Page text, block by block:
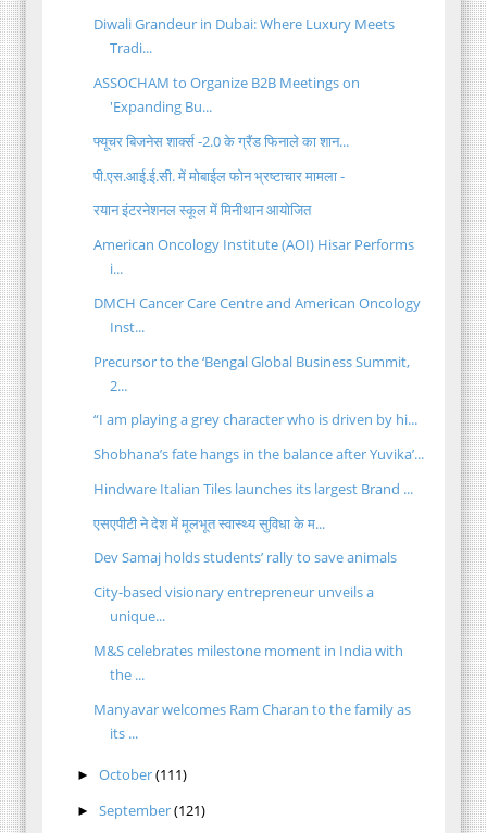
Diwali Grandeur in Dubai: Where Luxury Meets
Tradi...
ASSOCHAM to Organize B2B Meetings on
'Expanding Bu...
फ्यूचर बिजनेस शार्क्स -2.0 के ग्रैंड फिनाले का शान...
पी.एस.आई.ई.सी. में मोबाईल फोन भ्रष्टाचार मामला -
रयान इंटरनेशनल स्कूल में मिनीथान आयोजित
American Oncology Institute (AOI) Hisar Performs
i...
DMCH Cancer Care Centre and American Oncology
Inst...
Precursor to the ‘Bengal Global Business Summit,
2...
“I am playing a grey character who is driven by hi...
Shobhana’s fate hangs in the balance after Yuvika’...
Hindware Italian Tiles launches its largest Brand ...
एसएपीटी ने देश में मूलभूत स्वास्थ्य सुविधा के म...
Dev Samaj holds students’ rally to save animals
City-based visionary entrepreneur unveils a
unique...
M&S celebrates milestone moment in India with
the ...
Manyavar welcomes Ram Charan to the family as
its ...
► October(111)
► September(121)